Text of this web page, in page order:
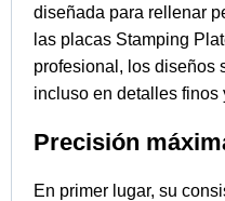
diseñada para rellenar
las placas Stamping
profesional, los diseños
incluso en detalles finos
Precisión
En primer lugar, su